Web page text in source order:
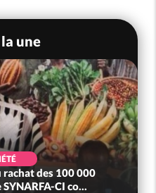
une
des 100 000
CI co...